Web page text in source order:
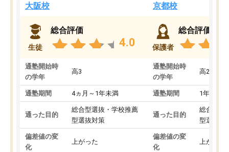
大阪校
生徒
総合評価
4.0
通塾開始時
の学年
高3
通塾期間 4ヵ月～1年未満
通った目的
総合型選抜・学校推薦
型選抜対策
偏差値の変
化
上がった
京都校
保護者
総合評価
通塾開始時
の学年
高2
通塾期間 1年以上
通った目的
総合型選
型選抜対
偏差値の変
化
上がった